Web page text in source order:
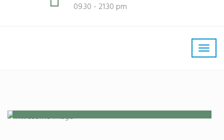
09.30 - 21.30 pm